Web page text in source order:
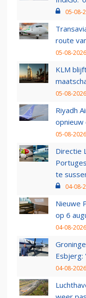
05-08-
route
05-08-
KLM
05-08-
Riyadh
opnieuw
05-08-
Directie
te
04-08-
Nieuwe
op 6
04-08-
Esbjerg:
04-08-